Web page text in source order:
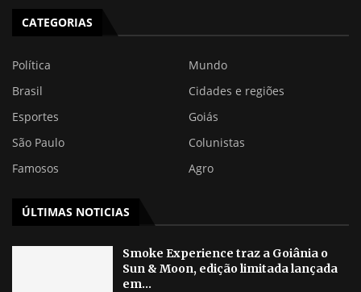
CATEGORIAS
Política
Mundo
Brasil
Cidades e regiões
Esportes
Goiás
São Paulo
Colunistas
Famosos
Agro
ÚLTIMAS NOTICIAS
Smoke Experience traz a Goiânia o
Sun & Moon, edição limitada lançada
em...